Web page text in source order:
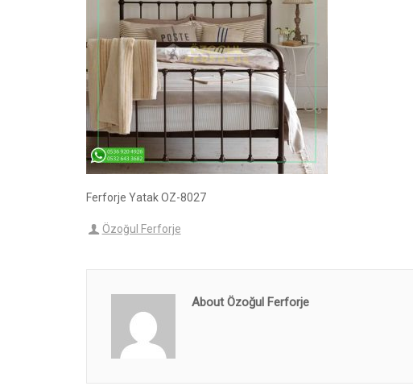
Ferforje Yatak OZ-8027
Özoğul Ferforje
About Özoğul Ferforje